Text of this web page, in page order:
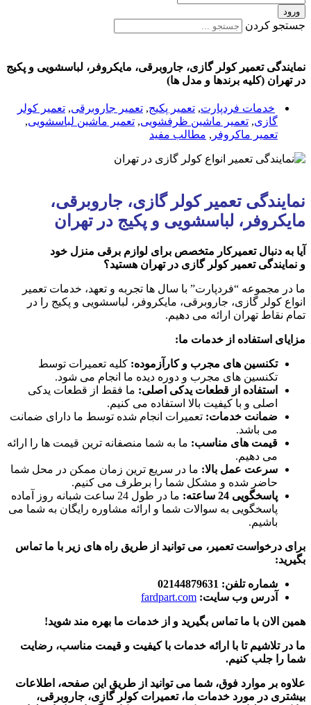
ورود
جستجو کردن
نمایندگی تعمیر کولر گازی، جاروبرقی، مایکروفر، لباسشویی و پکیج
در تهران (کلیه برندها و مدل ها)
خدمات فردپارت, تعمیر پکیج, تعمیر جاروبرقی, تعمیر کولر
گازی, تعمیر ماشین ظرفشویی, تعمیر ماشین لباسشویی,
تعمیر ماکروفر , مطالب مفید
نمایندگی تعمیر کولر گازی، جاروبرقی،
مایکروفر، لباسشویی و پکیج در تهران
آیا به دنبال تعمیرکار متخصص برای لوازم برقی منزل خود
و نمایندگی تعمیر کولر گازی در تهران هستید؟
ما در مجموعه “فردپارت” با سال ها تجربه و تعهد، خدمات تعمیر
انواع کولر گازی، جاروبرقی، مایکروفر، لباسشویی و پکیج را در
تمام نقاط تهران ارائه می دهیم.
مزایای استفاده از خدمات ما:
تکنسین های مجرب و کارآزموده: کلیه تعمیرات توسط
تکنسین های مجرب و دوره دیده ما انجام می شود.
استفاده از قطعات یدکی اصلی: ما فقط از قطعات یدکی
اصلی و با کیفیت بالا استفاده می کنیم.
ضمانت خدمات: تعمیرات انجام شده توسط ما دارای ضمانت
می باشد.
قیمت های مناسب: ما به شما منصفانه ترین قیمت ها را ارائه
می دهیم.
سرعت عمل بالا: ما در سریع ترین زمان ممکن در محل شما
حاضر شده و مشکل شما را برطرف می کنیم.
پاسخگویی 24 ساعته:
ما در طول 24 ساعت شبانه روز آماده
پاسخگویی به سوالات شما و ارائه مشاوره رایگان به شما می
باشیم.
برای درخواست تعمیر، می توانید از طریق راه های زیر با ما تماس
بگیرید:
شماره تلفن: 02144879631
آدرس وب سایت: fardpart.com
همین الان با ما تماس بگیرید و از خدمات ما بهره مند شوید!
ما در تلاشیم تا با ارائه خدمات با کیفیت و قیمت مناسب، رضایت
شما را جلب کنیم.
علاوه بر موارد فوق، شما می توانید از طریق این صفحه، اطلاعات
بیشتری در مورد خدمات ما، تعمیرات کولر گازی، جاروبرقی،